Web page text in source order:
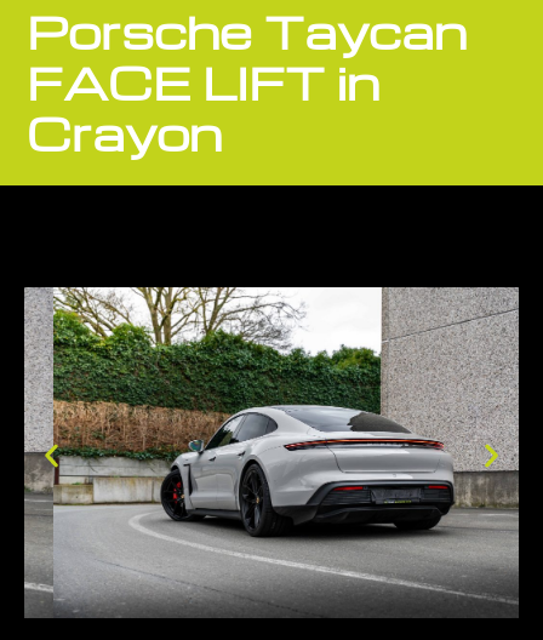
Porsche Taycan
FACE LIFT in
Crayon